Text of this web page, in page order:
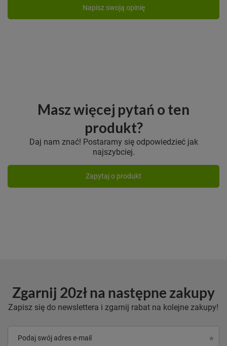
Napisz swoją opinię
Masz więcej pytań o ten
produkt?
Daj nam znać! Postaramy się odpowiedzieć jak
najszybciej.
Zapytaj o produkt
Zgarnij 20zł na następne zakupy
Zapisz się do newslettera i zgarnij rabat na kolejne zakupy!
Podaj swój adres e-mail